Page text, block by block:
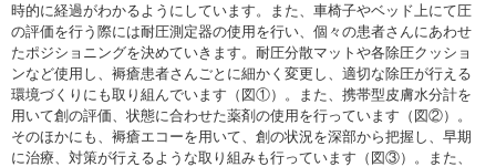
時的に経過がわかるようにしています。また、車椅子やベッド上にて圧
の評価を行う際には耐圧測定器の使用を行い、個々の患者さんにあわせ
たポジショニングを決めていきます。耐圧分散マットや各除圧クッショ
ンなど使用し、褥瘡患者さんごとに細かく変更し、適切な除圧が行える
環境づくりにも取り組んでいます（図①）。また、携帯型皮膚水分計を
用いて創の評価、状態に合わせた薬剤の使用を行っています（図②）。
そのほかにも、褥瘡エコーを用いて、創の状況を深部から把握し、早期
に治療、対策が行えるような取り組みも行っています（図③）。また、